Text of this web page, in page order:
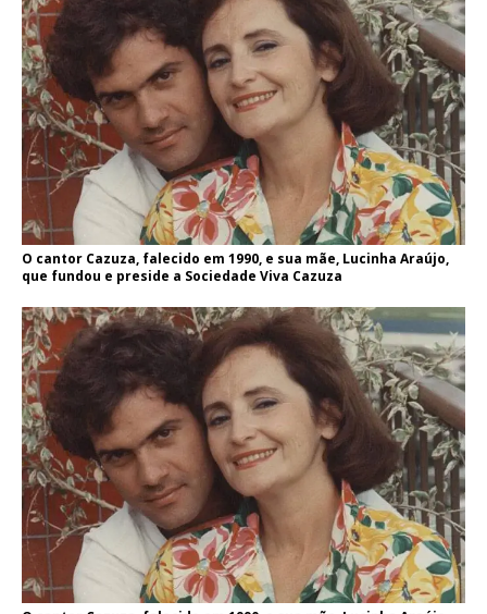
O cantor Cazuza, falecido em 1990, e sua mãe, Lucinha Araújo,
que fundou e preside a Sociedade Viva Cazuza